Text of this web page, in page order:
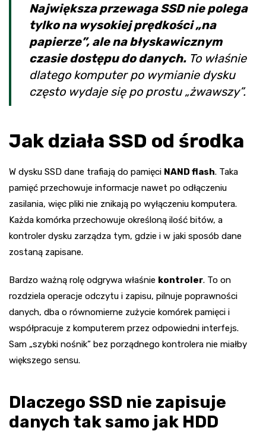
Największa przewaga SSD nie polega
tylko na wysokiej prędkości „na
papierze”, ale na błyskawicznym
czasie dostępu do danych. To właśnie
dlatego komputer po wymianie dysku
często wydaje się po prostu „żwawszy”.
Jak działa SSD od środka
W dysku SSD dane trafiają do pamięci NAND flash. Taka
pamięć przechowuje informacje nawet po odłączeniu
zasilania, więc pliki nie znikają po wyłączeniu komputera.
Każda komórka przechowuje określoną ilość bitów, a
kontroler dysku zarządza tym, gdzie i w jaki sposób dane
zostaną zapisane.
Bardzo ważną rolę odgrywa właśnie kontroler. To on
rozdziela operacje odczytu i zapisu, pilnuje poprawności
danych, dba o równomierne zużycie komórek pamięci i
współpracuje z komputerem przez odpowiedni interfejs.
Sam „szybki nośnik” bez porządnego kontrolera nie miałby
większego sensu.
Dlaczego SSD nie zapisuje
danych tak samo jak HDD